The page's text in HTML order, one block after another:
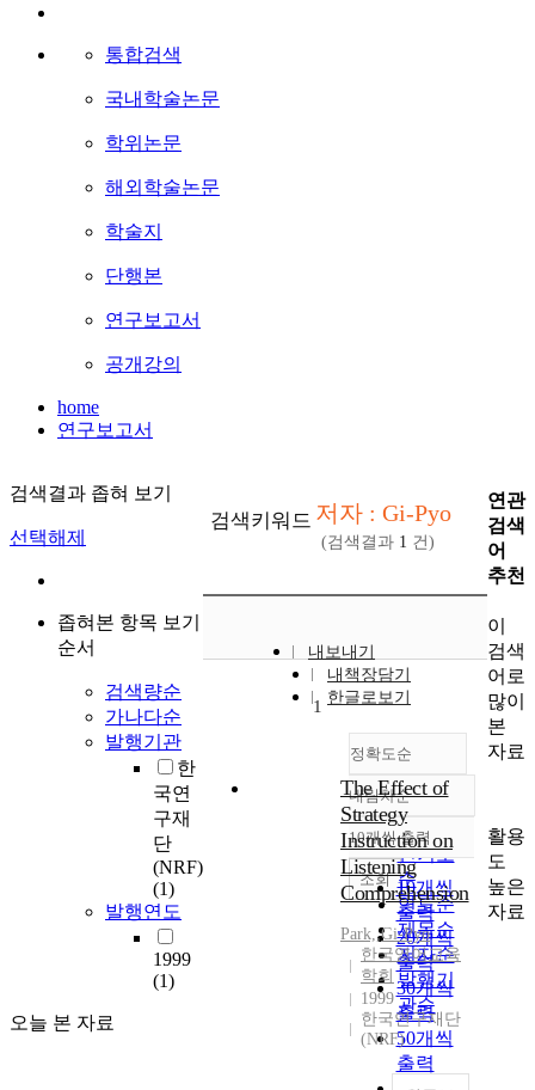
통합검색
국내학술논문
학위논문
해외학술논문
학술지
단행본
연구보고서
공개강의
home
연구보고서
검색결과 좁혀 보기
선택해제
좁혀본 항목 보기
순서
검색량순
가나다순
발행기관
한
국연
구재
단
(NRF)
(1)
발행연도
1999
(1)
오늘 본 자료
검색키워드 저자 : Gi-Pyo
(검색결과 1 건)
내보내기
내책장담기
한글로보기
정확도순
정확도
순
인기도
순
연도순
제목순
저자순
발행기
관순
내림차순
내림차순
10개씩 출력
10개씩
출력
20개씩
출력
30개씩
출력
50개씩
출력
조회
1
The Effect of
Strategy
Instruction on
Listening
Comprehension
Park,,Gi-Pyo
한국영어교육
학회
1999
한국연구재단
(NRF)
연관
검색
어
추천
이
검색
어로
많이
본
자료
활용
도
높은
자료